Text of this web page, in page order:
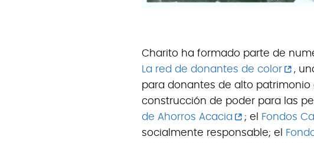
Charito ha formado parte de
La red de donantes de color
,
para donantes de alto
construcción de poder para las
de Ahorros Acacia
; el Fondos
socialmente responsable; el